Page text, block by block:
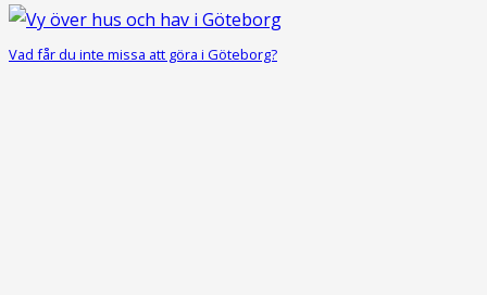
Vad får du inte missa att göra i Göteborg?